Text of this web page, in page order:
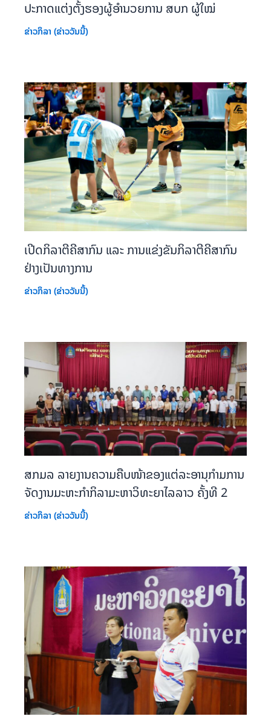
ປະກາດແຕ່ງຕັ້ງຮອງຜູ້ອຳນວຍການ ສບກ ຜູ້ໃໝ່
ຂ່າວກິລາ (ຂ່າວວັນນີ້)
ເປີດກິລາຕີຄີສາກົນ ແລະ ການແຂ່ງຂັນກິລາຕີຄີສາກົນ
ຢ່າງເປັນທາງການ
ຂ່າວກິລາ (ຂ່າວວັນນີ້)
ສກມລ ລາຍງານຄວາມຄືບໜ້າຂອງແຕ່ລະອານຸກຳມການ
ຈັດງານມະຫະກຳກິລາມະຫາວິທະຍາໄລລາວ ຄັ້ງທີ 2
ຂ່າວກິລາ (ຂ່າວວັນນີ້)